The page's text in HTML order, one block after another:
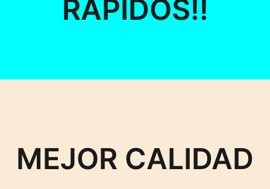
RÁPIDOS!!
MEJOR CALIDAD